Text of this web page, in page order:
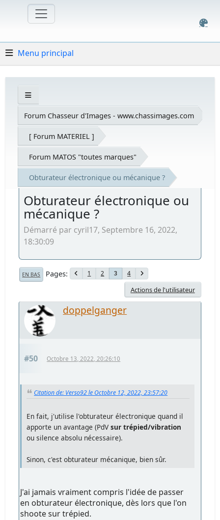
Menu principal
Forum Chasseur d'Images - www.chassimages.com
[ Forum MATERIEL ]
Forum MATOS "toutes marques"
Obturateur électronique ou mécanique ?
Obturateur électronique ou
mécanique ?
Démarré par cyril17, Septembre 16, 2022,
18:30:09
EN BAS Pages 1 2 3 4
Actions de l'utilisateur
doppelganger
#50 Octobre 13, 2022, 20:26:10
Citation de: Verso92 le Octobre 12, 2022, 23:57:20
En fait, j'utilise l'obturateur électronique quand il
apporte un avantage (PdVsur trépied/vibration
ou silence absolu nécessaire).
Sinon, c'est obturateur mécanique, bien sûr.
J'ai jamais vraiment compris l'idée de passer
en obturateur électronique, dès lors que l'on
shoote sur trépied.